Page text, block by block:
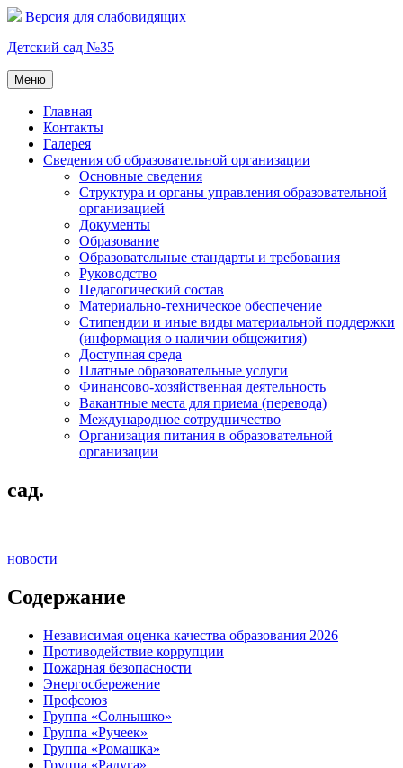
Перейти
содержимому
Версия для слабовидящих
Детский сад №35
Меню
Главная
Контакты
Галерея
Сведения об образовательной организации
Основные сведения
Структура и органы управления образовательной
организацией
Документы
Образование
Образовательные стандарты и требования
Руководство
Педагогический состав
Материально-техническое обеспечение
Стипендии и иные виды материальной поддержки
(информация о наличии общежития)
Доступная среда
Платные образовательные услуги
Финансово-хозяйственная деятельность
Вакантные места для приема (перевода)
Международное сотрудничество
Организация питания в образовательной
организации
сад.
новости
Содержание
Независимая оценка качества образования 2026
Противодействие коррупции
Пожарная безопасности
Энергосбережение
Профсоюз
Группа «Солнышко»
Группа «Ручеек»
Группа «Ромашка»
Группа «Радуга»